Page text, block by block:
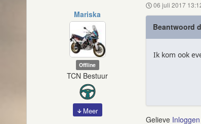
Mariska
Offline
TCN Bestuur
Meer
06 juli 2017
Beantwoord
Ik kom ook
Gelieve Inloggen